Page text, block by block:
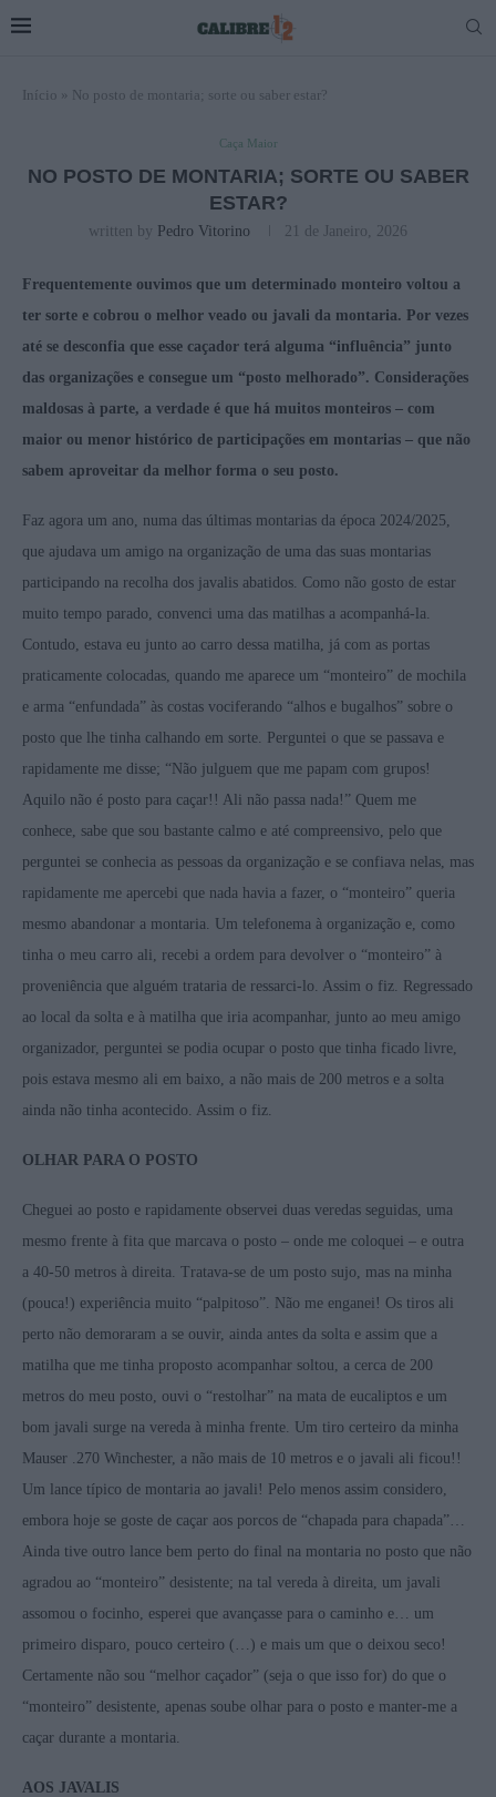
Início » No posto de montaria; sorte ou saber estar?
Caça Maior
NO POSTO DE MONTARIA; SORTE OU SABER
ESTAR?
written by Pedro Vitorino 21 de Janeiro, 2026
Frequentemente ouvimos que um determinado monteiro voltou a
ter sorte e cobrou o melhor veado ou javali da montaria. Por vezes
até se desconfia que esse caçador terá alguma “influência” junto
das organizações e consegue um “posto melhorado”. Considerações
maldosas à parte, a verdade é que há muitos monteiros – com
maior ou menor histórico de participações em montarias – que não
sabem aproveitar da melhor forma o seu posto.
Faz agora um ano, numa das últimas montarias da época 2024/2025,
que ajudava um amigo na organização de uma das suas montarias
participando na recolha dos javalis abatidos. Como não gosto de estar
muito tempo parado, convenci uma das matilhas a acompanhá-la.
Contudo, estava eu junto ao carro dessa matilha, já com as portas
praticamente colocadas, quando me aparece um “monteiro” de mochila
e arma “enfundada” às costas vociferando “alhos e bugalhos” sobre o
posto que lhe tinha calhando em sorte. Perguntei o que se passava e
rapidamente me disse; “Não julguem que me papam com grupos!
Aquilo não é posto para caçar!! Ali não passa nada!” Quem me
conhece, sabe que sou bastante calmo e até compreensivo, pelo que
perguntei se conhecia as pessoas da organização e se confiava nelas, mas
rapidamente me apercebi que nada havia a fazer, o “monteiro” queria
mesmo abandonar a montaria. Um telefonema à organização e, como
tinha o meu carro ali, recebi a ordem para devolver o “monteiro” à
proveniência que alguém trataria de ressarci-lo. Assim o fiz. Regressado
ao local da solta e à matilha que iria acompanhar, junto ao meu amigo
organizador, perguntei se podia ocupar o posto que tinha ficado livre,
pois estava mesmo ali em baixo, a não mais de 200 metros e a solta
ainda não tinha acontecido. Assim o fiz.
OLHAR PARA O POSTO
Cheguei ao posto e rapidamente observei duas veredas seguidas, uma
mesmo frente à fita que marcava o posto – onde me coloquei – e outra
a 40-50 metros à direita. Tratava-se de um posto sujo, mas na minha
(pouca!) experiência muito “palpitoso”. Não me enganei! Os tiros ali
perto não demoraram a se ouvir, ainda antes da solta e assim que a
matilha que me tinha proposto acompanhar soltou, a cerca de 200
metros do meu posto, ouvi o “restolhar” na mata de eucaliptos e um
bom javali surge na vereda à minha frente. Um tiro certeiro da minha
Mauser .270 Winchester, a não mais de 10 metros e o javali ali ficou!!
Um lance típico de montaria ao javali! Pelo menos assim considero,
embora hoje se goste de caçar aos porcos de “chapada para chapada”…
Ainda tive outro lance bem perto do final na montaria no posto que não
agradou ao “monteiro” desistente; na tal vereda à direita, um javali
assomou o focinho, esperei que avançasse para o caminho e… um
primeiro disparo, pouco certeiro (…) e mais um que o deixou seco!
Certamente não sou “melhor caçador” (seja o que isso for) do que o
“monteiro” desistente, apenas soube olhar para o posto e manter-me a
caçar durante a montaria.
AOS JAVALIS